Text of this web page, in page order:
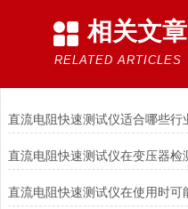
相关文章
RELATED ARTICLES